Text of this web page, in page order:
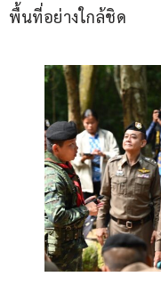
พื้นที่อย่างใกล้ชิด